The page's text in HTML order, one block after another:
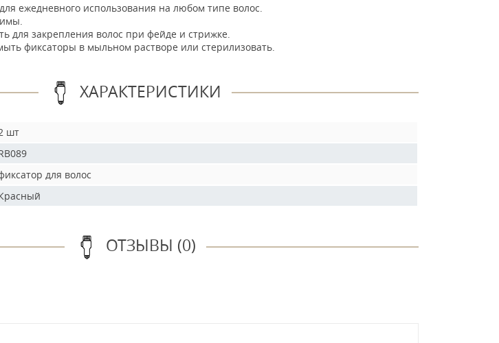
ежедневного использования на любом типе волос.
для закрепления волос при фейде и стрижке.
фиксаторы в мыльном растворе или стерилизовать.
ХАРАКТЕРИСТИКИ
шт
для волос
ОТЗЫВЫ (0)